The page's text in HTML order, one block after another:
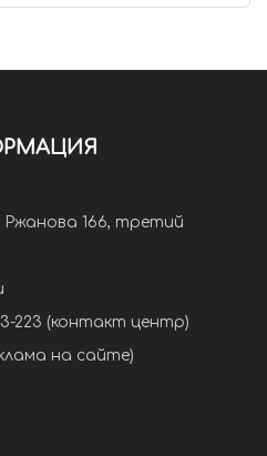
Ржанова 166, третий
223 (контакт центр)
на сайте)